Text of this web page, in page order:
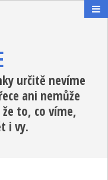
určitě nevíme
ani nemůže
to, co víme,
i vy.